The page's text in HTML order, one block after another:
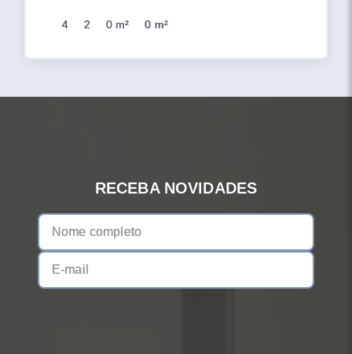
4 2 0 m² 0 m²
RECEBA NOVIDADES